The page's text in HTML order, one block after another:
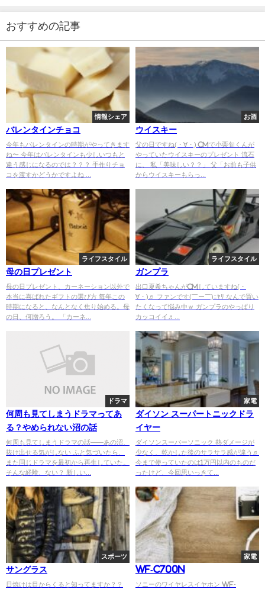
おすすめの記事
情報シェア
バレンタインチョコ
今年もバレンタインの時期がやってきます
ね〜 今年はバレンタインも少しいつもと
違う感じになるのでは？？？ 手作りチョ
コを渡すかどうかですよね ...
お酒
ウイスキー
父の日ですね(・∀・) CMで小栗旬くんが
やっていたウイスキーのプレゼント 流石
に、 私「美味しい？？」 父「お前も子供
からウイスキーもらっ...
ライフスタイル
母の日プレゼント
母の日プレゼント、カーネーション以外で
本当に喜ばれたギフトの選び方 毎年この
時期になると、なんとなく焦り始める。母
の日、何贈ろう。 「カーネ...
ライフスタイル
ガンプラ
出口夏希ちゃんがCMしていますね(・
∀・)♬ ファンです(￣ー￣)ﾆﾔﾘ なんで買い
たくなって悩み中ｗ ガンプラのやっぱり
カッコイイ♬...
ドラマ
何周も見てしまうドラマってあ
る？やめられない沼の話
何周も見てしまうドラマの話——あの沼、
抜け出せる気がしない ふと気づいたら、
また同じドラマを最初から再生していた。
そんな経験、ない？ 新しい...
家電
ダイソン スーパートニックドラ
イヤー
ダイソンスーパーソニック 熱ダメージが
少なく、乾かした後のサラサラ感が違う♬
今まで使っていたのは1万円以内のものだ
ったけど、今回思いっきて...
スポーツ
サングラス
日焼けは目からくると知ってますか？？
家電
WF-C700N
ソニーのワイヤレスイヤホン WF-